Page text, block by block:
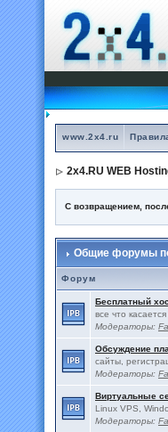
www.2x4.ru
2x4.RU WEB
С возвращением,
Общие форумы
Форум
Бесплатный
все что
Модераторы:
Обсуждение
сайты,
Модераторы:
Виртуальные
Linux VPS,
Модераторы: